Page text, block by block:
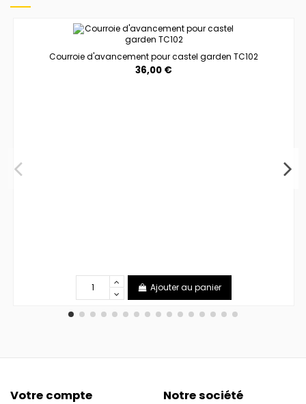
Courroie d'avancement pour castel garden TC102
36,00 €
Ajouter au panier
Votre compte Notre société